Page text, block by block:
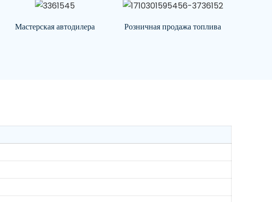
Мастерская автодилера Розничная продажа топлива